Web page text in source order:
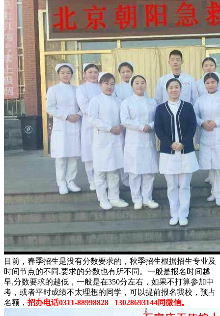
目前，春季招生是没有分数要求的，秋季招生根据招生专业及
时间节点的不同,要求的分数也有所不同。一般是报名时间越
早,分数要求的越低，一般是在350分左右，如果不打算参加中
考，或者平时成绩不太理想的同学，可以提前报名我校，预占
名额， 招办电话0311-88998828 13028693144同微信。